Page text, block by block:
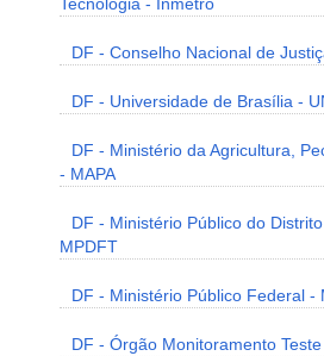
Tecnologia - Inmetro
DF - Conselho Nacional de
DF - Universidade de Brasília -
DF - Ministério da Agricultura,
- MAPA
DF - Ministério Público do
MPDFT
DF - Ministério Público Federal -
DF - Órgão Monitoramento